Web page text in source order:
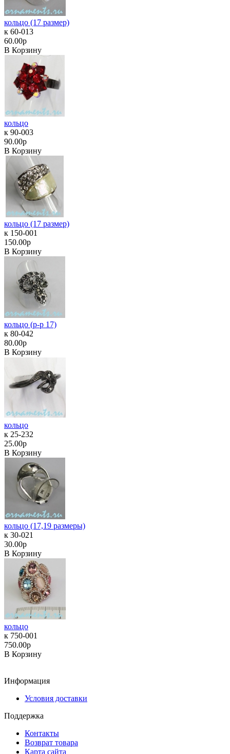
кольцо (17 размер)
к 60-013
60.00р
В Корзину
кольцо
к 90-003
90.00р
В Корзину
кольцо (17 размер)
к 150-001
150.00р
В Корзину
кольцо (р-р 17)
к 80-042
80.00р
В Корзину
кольцо
к 25-232
25.00р
В Корзину
кольцо (17,19 размеры)
к 30-021
30.00р
В Корзину
кольцо
к 750-001
750.00р
В Корзину
Информация
Условия доставки
Поддержка
Контакты
Возврат товара
Карта сайта